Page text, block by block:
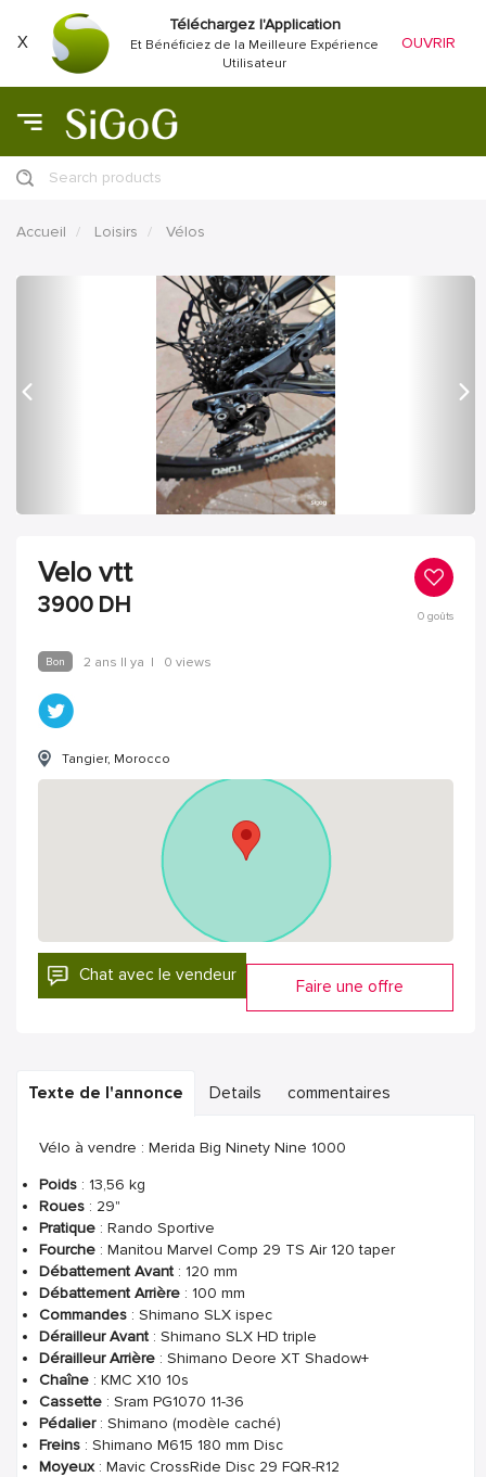
X
Téléchargez l'Application
Et Bénéficiez de la Meilleure Expérience
Utilisateur
OUVRIR
Search products
Accueil Loisirs Vélos
Velo vtt
3900 DH 0goûts
Bon 2 ans Il ya | 0 views
Tangier, Morocco
Chat avec le vendeur
Faire une offre
Texte de l'annonce Details commentaires
Vélo à vendre : Merida Big Ninety Nine 1000
Poids : 13,56 kg
Roues : 29"
Pratique : Rando Sportive
Fourche : Manitou Marvel Comp 29 TS Air 120 taper
Débattement Avant : 120 mm
Débattement Arrière : 100 mm
Commandes : Shimano SLX ispec
Dérailleur Avant : Shimano SLX HD triple
Dérailleur Arrière : Shimano Deore XT Shadow+
Chaîne : KMC X10 10s
Cassette : Sram PG1070 11-36
Pédalier: Shimano (modèle caché)
Freins : Shimano M615 180 mm Disc
Moyeux: Mavic CrossRide Disc 29 FQR-R12